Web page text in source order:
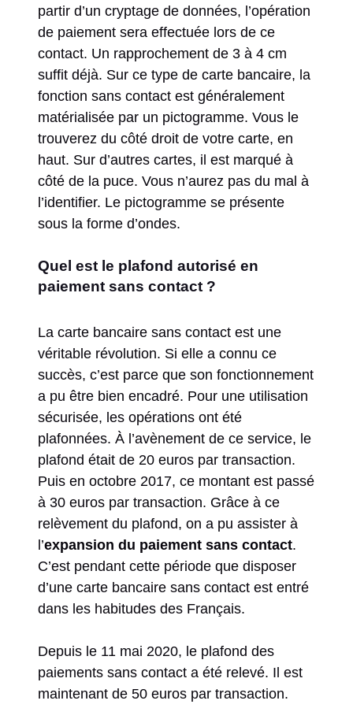
partir d’un cryptage de données, l’opération
de paiement sera effectuée lors de ce
contact. Un rapprochement de 3 à 4 cm
suffit déjà. Sur ce type de carte bancaire, la
fonction sans contact est généralement
matérialisée par un pictogramme. Vous le
trouverez du côté droit de votre carte, en
haut. Sur d’autres cartes, il est marqué à
côté de la puce. Vous n’aurez pas du mal à
l’identifier. Le pictogramme se présente
sous la forme d’ondes.
Quel est le plafond autorisé en
paiement sans contact ?
La carte bancaire sans contact est une
véritable révolution. Si elle a connu ce
succès, c’est parce que son fonctionnement
a pu être bien encadré. Pour une utilisation
sécurisée, les opérations ont été
plafonnées. À l’avènement de ce service, le
plafond était de 20 euros par transaction.
Puis en octobre 2017, ce montant est passé
à 30 euros par transaction. Grâce à ce
relèvement du plafond, on a pu assister à
l’expansion du paiement sans contact.
C’est pendant cette période que disposer
d’une carte bancaire sans contact est entré
dans les habitudes des Français.
Depuis le 11 mai 2020, le plafond des
paiements sans contact a été relevé. Il est
maintenant de 50 euros par transaction.